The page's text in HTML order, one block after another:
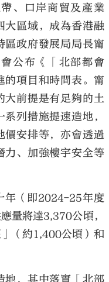
、口岸商貿及產業
大區域，成為香港融
區政府發展局局長甯
公布《「北部都會
的項目和時間表。甯
大前提是有足夠的土
列措施提速造地，
價安排等，亦會透過
力、加強樓宇安全等
年（即2024-25年度
量將達3,370公頃，
（約1,400公頃）和